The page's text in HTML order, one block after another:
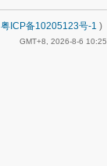
粤ICP备10205123号-1 )
GMT+8, 2026-8-6 10:25